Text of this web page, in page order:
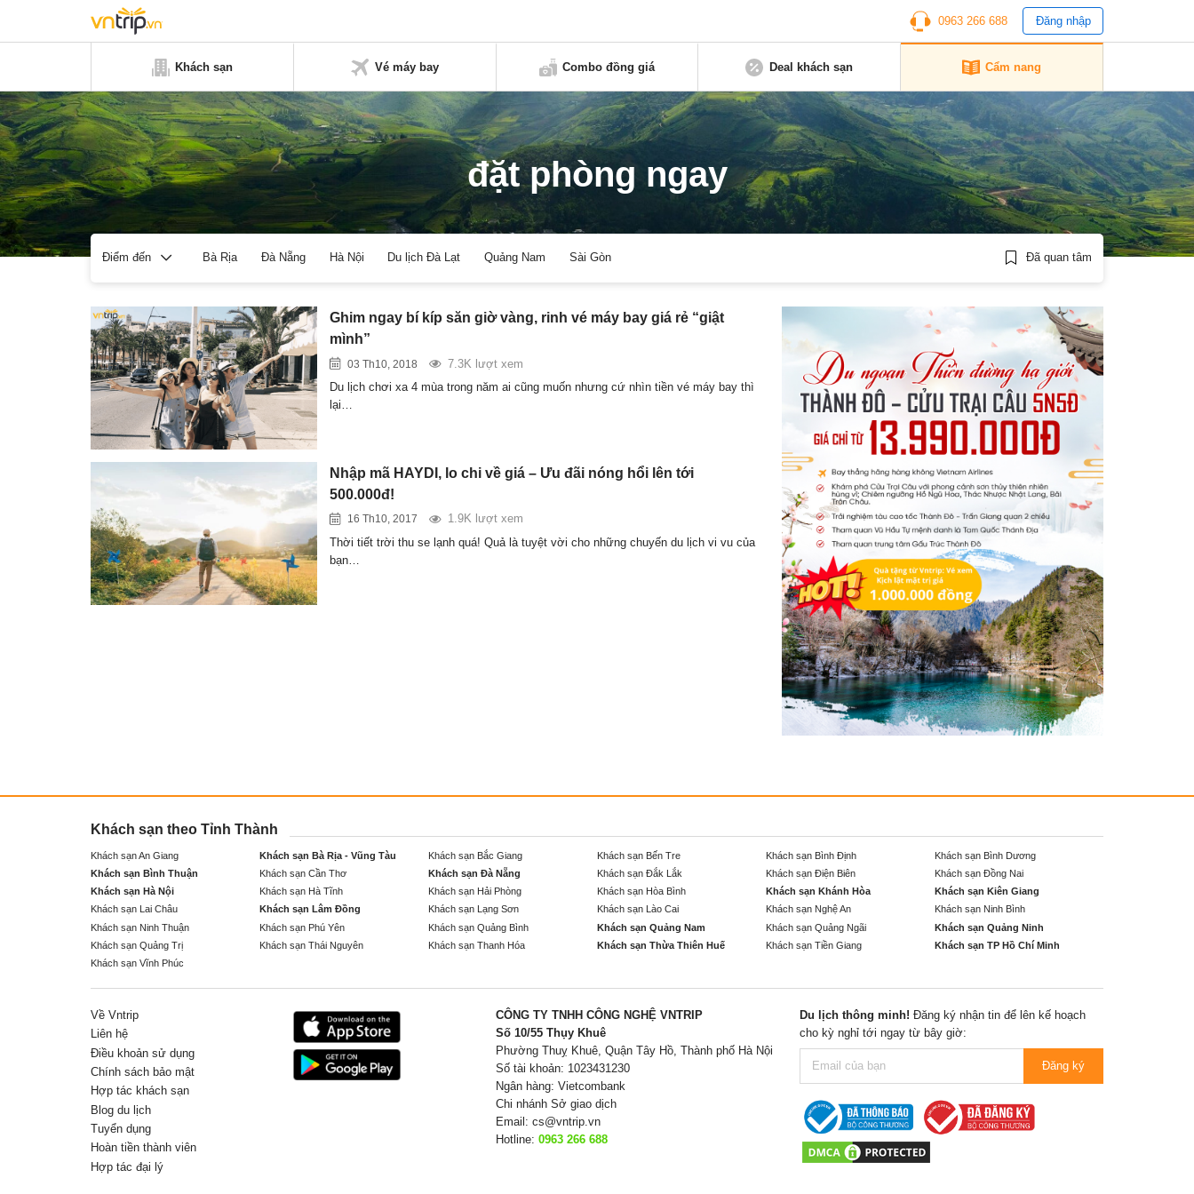
0963 266 688 Đăng nhập
Khách sạn Vé máy bay Combo đồng giá Deal khách sạn Cẩm nang
đặt phòng ngay
Điểm đến Bà Rịa Đà Nẵng Hà Nội Du lịch Đà Lạt Quảng Nam Sài Gòn Đã quan tâm
Ghim ngay bí kíp săn giờ vàng, rinh vé máy bay giá rẻ “giật
mình”
03 Th10, 2018
7.3K lượt xem
Du lịch chơi xa 4 mùa trong năm ai cũng muốn nhưng cứ nhìn tiền vé máy bay thì
lại…
Nhập mã HAYDI, lo chi về giá – Ưu đãi nóng hổi lên tới
500.000đ!
16 Th10, 2017
1.9K lượt xem
Thời tiết trời thu se lạnh quá! Quả là tuyệt vời cho những chuyến du lịch vi vu của
bạn…
Khách sạn theo Tỉnh Thành
Khách sạn An Giang Khách sạn Bà Rịa - Vũng Tàu Khách sạn Bắc Giang Khách sạn Bến Tre Khách sạn Bình Định
Khách sạn Bình Dương
Khách sạn Bình Thuận
Khách sạn Cần Thơ Khách sạn Đà Nẵng Khách sạn Đắk Lắk Khách sạn Điện Biên
Khách sạn Đồng Nai
Khách sạn Hà Nội
Khách sạn Hà Tĩnh Khách sạn Hải Phòng Khách sạn Hòa Bình Khách sạn Khánh Hòa
Khách sạn Kiên Giang
Khách sạn Lai Châu
Khách sạn Lâm Đồng Khách sạn Lạng Sơn Khách sạn Lào Cai Khách sạn Nghệ An
Khách sạn Ninh Bình
Khách sạn Ninh Thuận
Khách sạn Phú Yên Khách sạn Quảng Bình Khách sạn Quảng Nam Khách sạn Quảng Ngãi
Khách sạn Quảng Ninh
Khách sạn Quảng Trị
Khách sạn Thái Nguyên Khách sạn Thanh Hóa Khách sạn Thừa Thiên Huế Khách sạn Tiền Giang
Khách sạn TP Hồ Chí Minh
Khách sạn Vĩnh Phúc
Về Vntrip
Liên hệ
Điều khoản sử dụng
Chính sách bảo mật
Hợp tác khách sạn
Blog du lịch
Tuyển dụng
Hoàn tiền thành viên
Hợp tác đại lý
CÔNG TY TNHH CÔNG NGHỆ VNTRIP
Số 10/55 Thụy Khuê
Phường Thuỵ Khuê, Quận Tây Hồ, Thành phố Hà Nội
Số tài khoản: 1023431230
Ngân hàng: Vietcombank
Chi nhánh Sở giao dịch
Email: cs@vntrip.vn
Hotline: 0963 266 688
Du lịch thông minh! Đăng ký nhận tin để lên kế hoạch
cho kỳ nghỉ tới ngay từ bây giờ:
Đăng ký